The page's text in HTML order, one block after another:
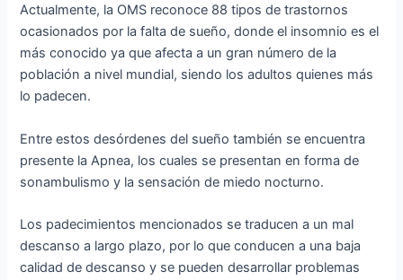
Actualmente, la OMS reconoce 88 tipos de trastornos
ocasionados por la falta de sueño, donde el insomnio es el
más conocido ya que afecta a un gran número de la
población a nivel mundial, siendo los adultos quienes más
lo padecen.
Entre estos desórdenes del sueño también se encuentra
presente la Apnea, los cuales se presentan en forma de
sonambulismo y la sensación de miedo nocturno.
Los padecimientos mencionados se traducen a un mal
descanso a largo plazo, por lo que conducen a una baja
calidad de descanso y se pueden desarrollar problemas